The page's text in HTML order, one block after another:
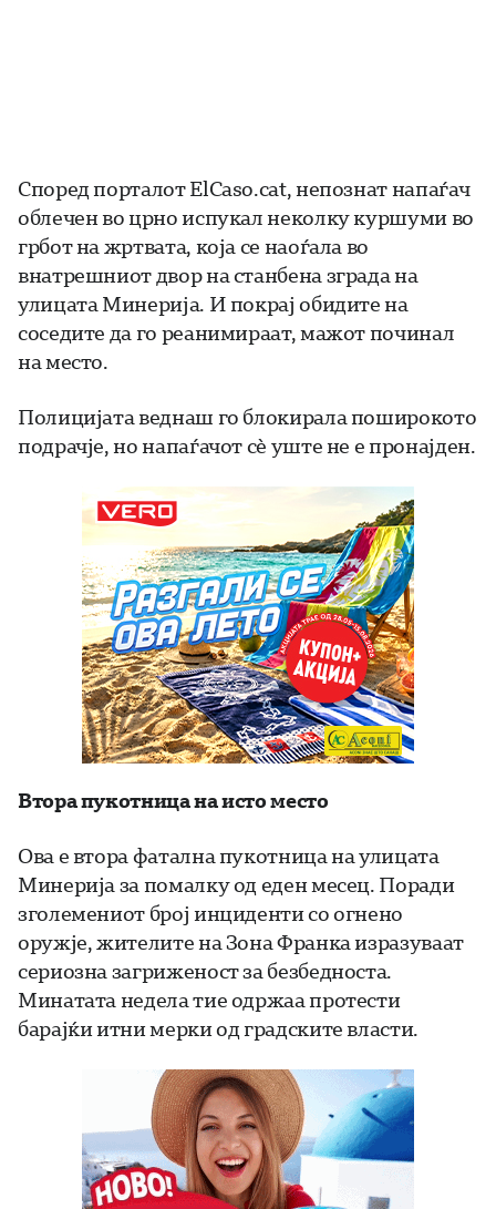
Според порталот ElCaso.cat, непознат напаѓач
облечен во црно испукал неколку куршуми во
грбот на жртвата, која се наоѓала во
внатрешниот двор на станбена зграда на
улицата Минерија. И покрај обидите на
соседите да го реанимираат, мажот починал
на место.
Полицијата веднаш го блокирала поширокото
подрачје, но напаѓачот сè уште не е пронајден.
Втора пукотница на исто место
Ова е втора фатална пукотница на улицата
Минерија за помалку од еден месец. Поради
зголемениот број инциденти со огнено
оружје, жителите на Зона Франка изразуваат
сериозна загриженост за безбедноста.
Минатата недела тие одржаа протести
барајќи итни мерки од градските власти.